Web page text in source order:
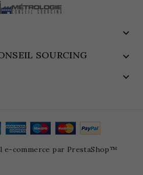

SOURCING 

e-commerce par PrestaShop™